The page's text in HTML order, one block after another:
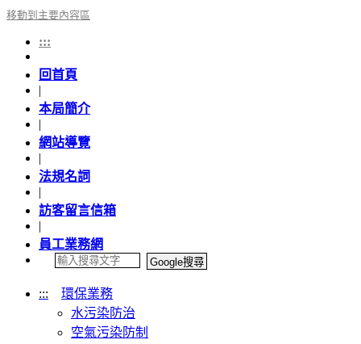
移動到主要內容區
:::
回首頁
|
本局簡介
|
網站導覽
|
法規名詞
|
訪客留言信箱
|
員工業務網
:::
環保業務
水污染防治
空氣污染防制